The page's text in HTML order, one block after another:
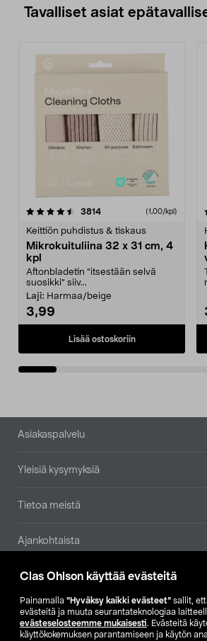
Clas Ohlson käyttää evästeitä
Painamalla ”Hyväksy kaikki evästeet” sallit,
evästeitä ja muuta seurantateknologiaa
evästeselosteemme mukaisesti. Evästeitä
käyttökokemuksen parantamiseen ja käytön
Tavalliset asiat
3814arvostelut (1,00/kpl)
Keittiön puhdistus & tiskaus
Mikrokuituliina 32 x 31 cm, 4
kpl
Aftonbladetin "itsestään selvä
suosikki" siiv...
Laji: Harmaa/beige
3,99
Lisää ostoskoriin
4.5viidestä
Alatunniste
Asiakaspalvelu
Yleisiä kysymyksiä
Tietoa meistä
Ajankohtaista
Muut yrityksemme
Etsi myymälä